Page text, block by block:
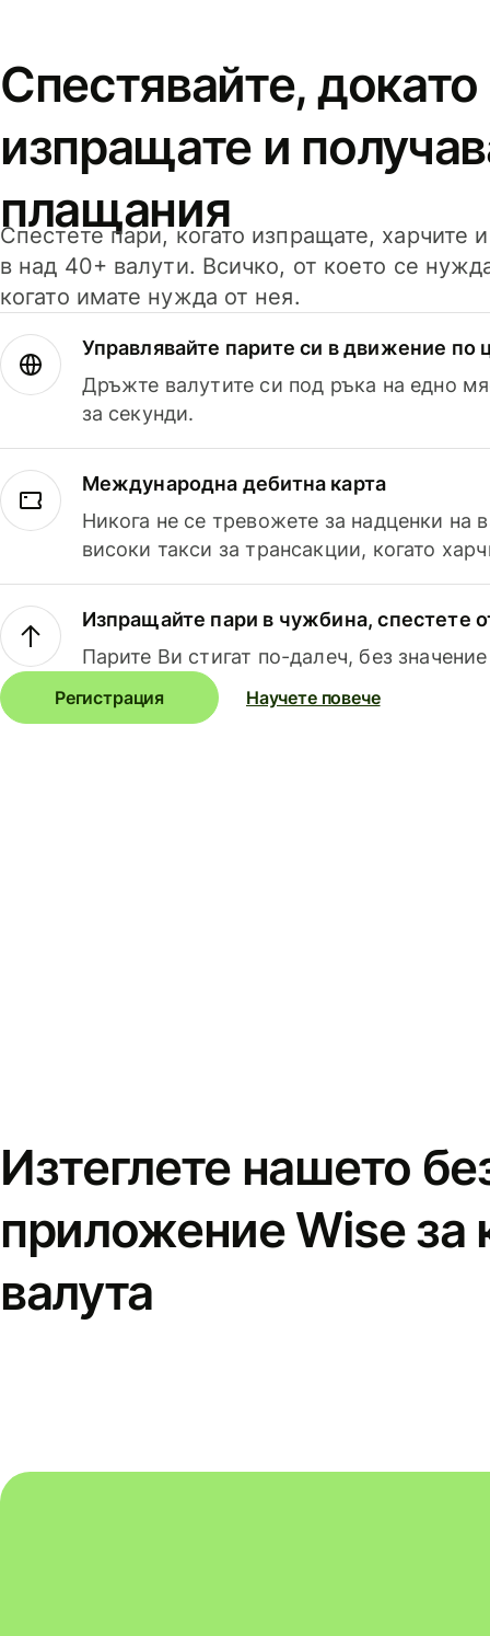
Спестявайте,
изпращате и
плащания
Спестете пари, когато изпращате, харчите
в над 40+ валути. Всичко, от което се
когато имате нужда от нея.
Управлявайте парите си в движение по
Дръжте валутите си под ръка на едно
за секунди.
Международна дебитна карта
Никога не се тревожете за надценки на
високи такси за трансакции, когато
Изпращайте пари в чужбина, спестете
Парите Ви стигат по-далеч, без
Регистрация Научете повече
Изтеглете нашето
приложение Wise за
валута